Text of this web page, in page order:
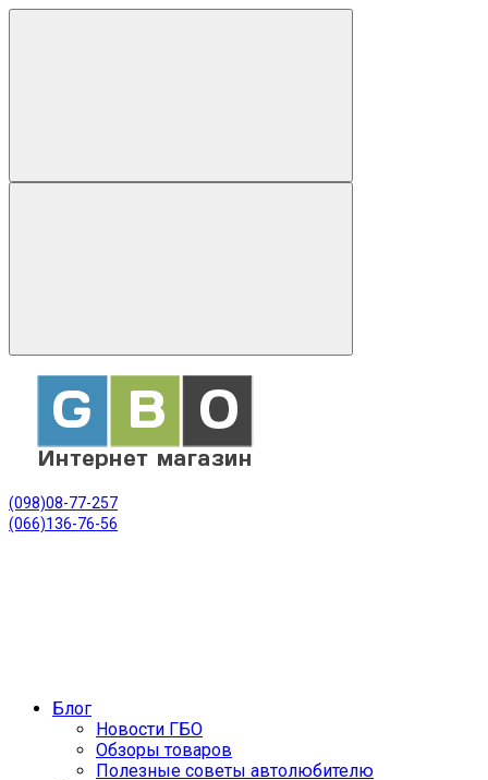
(098)08-77-257
(066)136-76-56
Блог
Новости ГБО
Обзоры товаров
Полезные советы автолюбителю